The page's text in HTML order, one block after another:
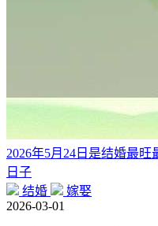
2026年5月24日是结婚最
日子
结婚
嫁娶
2026-03-01